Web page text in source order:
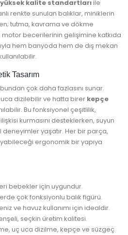
kalite standartlarıile
renkte sunulan balıklar, miniklerin
tutma, kavrama ve dökme
becerilerinin gelişimine katkıda
hem banyoda hem de dış mekan
Tasarım
çok daha fazlasını sunar.
dizilebilir ve hatta birer kepçe
Bu fonksiyonel çeşitlilik,
kurmasını desteklerken, suyun
deneyimler yaşatır. Her bir parça,
ergonomik bir yapıya
bebekler için uygundur.
çok fonksiyonlu balık figürü.
ve havuz kullanımı için idealdir.
seçkin üretim kalitesi.
uç uca dizilme, kepçe ve süzgeç